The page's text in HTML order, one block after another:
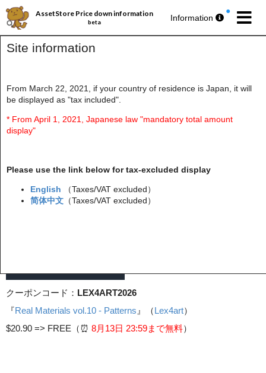
Site information
From March 22, 2021, if your country of residence is Japan, it will
be displayed as "tax included".
* From April 1, 2021, Japanese law "mandatory total amount
display"
Please use the link below for tax-excluded display
English
（Taxes/VAT excluded）
简体中文 （Taxes/VAT excluded）
AssetStore Price down information
beta Information
パブリッシャー丸ごとセール第193弾
今週の 無料アセットプレゼント🎁
クーポンコード： LEX4ART2026
『Real Materials vol.10 - Patterns 』（Lex4art）
$20.90 => FREE（⏰️ 8月13日 23:59まで無料）